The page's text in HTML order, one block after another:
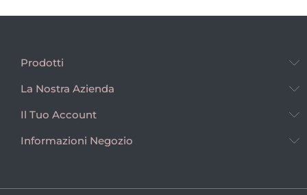
Prodotti
La Nostra Azienda
Il Tuo Account
Informazioni Negozio